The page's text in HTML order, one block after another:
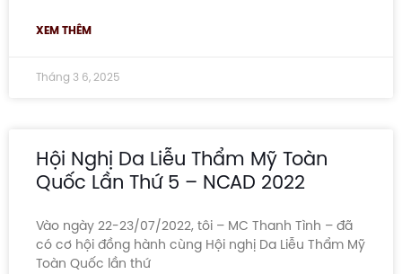
XEM THÊM
Tháng 3 6, 2025
Hội Nghị Da Liễu Thẩm Mỹ Toàn
Quốc Lần Thứ 5 – NCAD 2022
Vào ngày 22-23/07/2022, tôi – MC Thanh Tình – đã
có cơ hội đồng hành cùng Hội nghị Da Liễu Thẩm Mỹ
Toàn Quốc lần thứ